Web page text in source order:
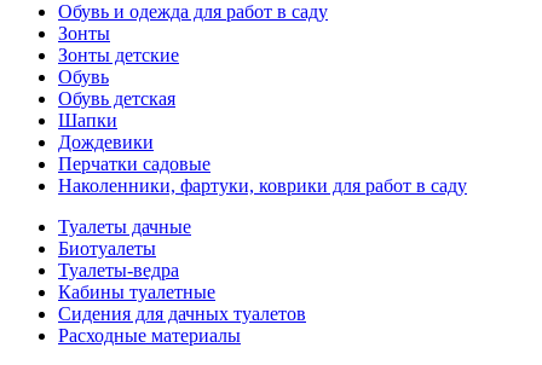
Обувь и одежда для работ в саду
Зонты
Зонты детские
Обувь
Обувь детская
Шапки
Дождевики
Перчатки садовые
Наколенники, фартуки, коврики для работ в саду
Туалеты дачные
Биотуалеты
Туалеты-ведра
Кабины туалетные
Сидения для дачных туалетов
Расходные материалы